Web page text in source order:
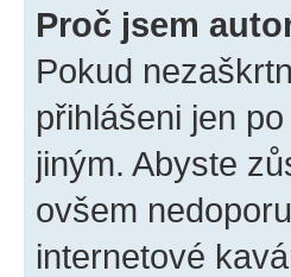
Proč jsem
Pokud
přihlášeni jen
jiným. Abyste
ovšem
internetové